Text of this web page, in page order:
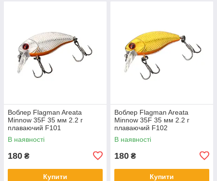
Воблер Flagman Areata
Minnow 35F 35 мм 2.2 г
плаваючий F101
В наявності
180 ₴
Купити
Воблер Flagman Areata
Minnow 35F 35 мм 2.2 г
плаваючий F102
В наявності
180 ₴
Купити